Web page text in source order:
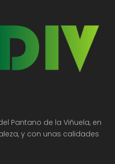
Pantano de la Viñuela, en
y con unas calidades